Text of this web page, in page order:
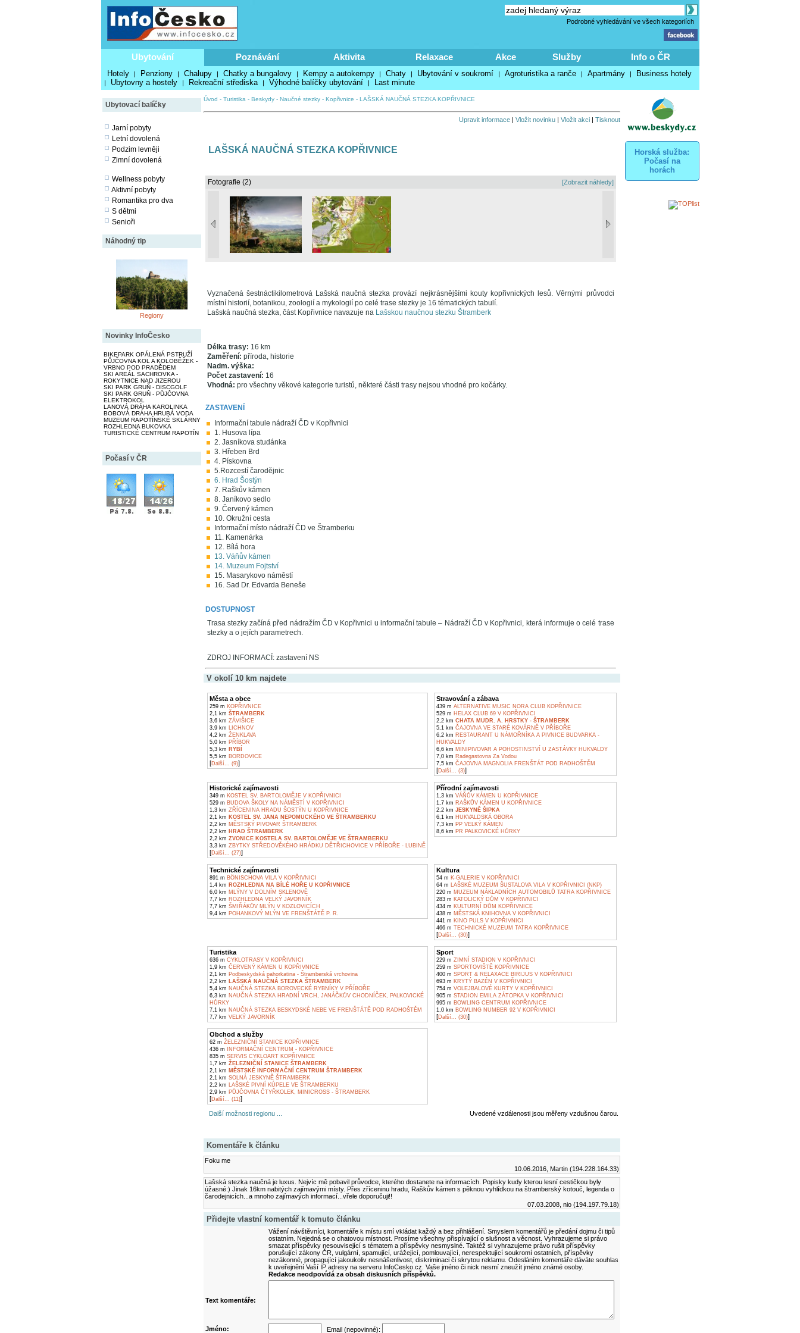
Podrobné vyhledávání ve všech kategoriích
Ubytování Poznávání Aktivita Relaxace Akce Služby Info o ČR
Hotely | Penziony | Chalupy | Chatky a bungalovy | Kempy a autokempy | Chaty | Ubytování v soukromí | Agroturistika a ranče | Apartmány | Business hotely
| Ubytovny a hostely | Rekreační střediska | Výhodné balíčky ubytování | Last minute
Ubytovací balíčky
Jarní pobyty
Letní dovolená
Podzim levněji
Zimní dovolená
Wellness pobyty
Aktivní pobyty
Romantika pro dva
S dětmi
Senioři
Náhodný tip
Regiony
Novinky InfoČesko
BIKEPARK OPÁLENÁ PSTRUŽÍ
PŮJČOVNA KOL A KOLOBĚŽEK -
VRBNO POD PRADĚDEM
SKI AREÁL SACHROVKA -
ROKYTNICE NAD JIZEROU
SKI PARK GRUŇ - DISCGOLF
SKI PARK GRUŇ - PŮJČOVNA
ELEKTROKOL
LANOVÁ DRÁHA KAROLINKA
BOBOVÁ DRÁHA HRUBÁ VODA
MUZEUM RAPOTÍNSKÉ SKLÁRNY
ROZHLEDNA BUKOVKA
TURISTICKÉ CENTRUM RAPOTÍN
Počasí v ČR
Úvod - Turistika - Beskydy- Naučné stezky- Kopřivnice - LAŠSKÁ NAUČNÁ STEZKA KOPŘIVNICE
Upravit informace| Vložit novinku| Vložit akci| Tisknout
LAŠSKÁ NAUČNÁ STEZKA KOPŘIVNICE
Fotografie (2) [Zobrazit náhledy]
Vyznačená šestnáctikilometrová Lašská naučná stezka provází nejkrásnějšími kouty kopřivnických lesů. Věrnými průvodci
místní historií, botanikou, zoologií a mykologií po celé trase stezky je 16 tématických tabulí.
Lašská naučná stezka, část Kopřivnice navazuje na Lašskou naučnou stezku Štramberk
Délka trasy: 16 km
Zaměření: příroda, historie
Nadm. výška:
Počet zastavení: 16
Vhodná: pro všechny věkové kategorie turistů, některé části trasy nejsou vhodné pro kočárky.
ZASTAVENÍ
Informační tabule nádraží ČD v Kopřivnici
1. Husova lípa
2. Jasníkova studánka
3. Hřeben Brd
4. Pískovna
5.Rozcestí čarodějnic
6. Hrad Šostýn
7. Raškův kámen
8. Janíkovo sedlo
9. Červený kámen
10. Okružní cesta
Informační místo nádraží ČD ve Štramberku
11. Kamenárka
12. Bílá hora
13. Váňův kámen
14. Muzeum Fojtství
15. Masarykovo náměstí
16. Sad Dr. Edvarda Beneše
DOSTUPNOST
Trasa stezky začíná před nádražím ČD v Kopřivnici u informační tabule – Nádraží ČD v Kopřivnici, která informuje o celé trase
stezky a o jejích parametrech.
ZDROJ INFORMACÍ: zastavení NS
V okolí 10 km najdete
Města a obce
259 m KOPŘIVNICE
2,1 km ŠTRAMBERK
3,6 km ZÁVIŠICE
3,9 km LICHNOV
4,2 km ŽENKLAVA
5,0 km PŘÍBOR
5,3 km RYBÍ
5,5 km BORDOVICE
[Další... (9)]
Stravování a zábava
439 m ALTERNATIVE MUSIC NORA CLUB KOPŘIVNICE
529 m HELAX CLUB 69 V KOPŘIVNICI
2,2 km CHATA MUDR. A. HRSTKY - ŠTRAMBERK
5,1 km ČAJOVNA VE STARÉ KOVÁRNĚ V PŘÍBOŘE
6,2 km RESTAURANT U NÁMOŘNÍKA A PIVNICE BUDVARKA -
HUKVALDY
6,6 km MINIPIVOVAR A POHOSTINSTVÍ U ZASTÁVKY HUKVALDY
7,0 km Radegastovna Za Vodou
7,5 km ČAJOVNA MAGNOLIA FRENŠTÁT POD RADHOŠTĚM
[Další... (3)]
Historické zajímavosti
349 m KOSTEL SV. BARTOLOMĚJE V KOPŘIVNICI
529 m BUDOVA ŠKOLY NA NÁMĚSTÍ V KOPŘIVNICI
1,3 km ZŘÍCENINA HRADU ŠOSTÝN U KOPŘIVNICE
2,1 km KOSTEL SV. JANA NEPOMUCKÉHO VE ŠTRAMBERKU
2,2 km MĚSTSKÝ PIVOVAR ŠTRAMBERK
2,2 km HRAD ŠTRAMBERK
2,2 km ZVONICE KOSTELA SV. BARTOLOMĚJE VE ŠTRAMBERKU
3,3 km ZBYTKY STŘEDOVĚKÉHO HRÁDKU DĚTŘICHOVICE V PŘÍBOŘE - LUBINĚ
[Další... (27)]
Přírodní zajímavosti
1,3 km VÁŇŮV KÁMEN U KOPŘIVNICE
1,7 km RAŠKŮV KÁMEN U KOPŘIVNICE
2,2 km JESKYNĚ ŠIPKA
6,1 km HUKVALDSKÁ OBORA
7,3 km PP VELKÝ KÁMEN
8,6 km PR PALKOVICKÉ HŮRKY
Technické zajímavosti
891 m BÖNISCHOVA VILA V KOPŘIVNICI
1,4 km ROZHLEDNA NA BÍLÉ HOŘE U KOPŘIVNICE
6,0 km MLÝNY V DOLNÍM SKLENOVĚ
7,7 km ROZHLEDNA VELKÝ JAVORNÍK
7,7 km ŠMIŘÁKŮV MLÝN V KOZLOVICÍCH
9,4 km POHANKOVÝ MLÝN VE FRENŠTÁTĚ P. R.
Kultura
54 m K-GALERIE V KOPŘIVNICI
64 m LAŠSKÉ MUZEUM ŠUSTALOVA VILA V KOPŘIVNICI (NKP)
220 m MUZEUM NÁKLADNÍCH AUTOMOBILŮ TATRA KOPŘIVNICE
283 m KATOLICKÝ DŮM V KOPŘIVNICI
434 m KULTURNÍ DŮM KOPŘIVNICE
438 m MĚSTSKÁ KNIHOVNA V KOPŘIVNICI
441 m KINO PULS V KOPŘIVNICI
466 m TECHNICKÉ MUZEUM TATRA KOPŘIVNICE
[Další... (30)]
Turistika
636 m CYKLOTRASY V KOPŘIVNICI
1,9 km ČERVENÝ KÁMEN U KOPŘIVNICE
2,1 km Podbeskydská pahorkatina - Štramberská vrchovina
2,2 km LAŠSKÁ NAUČNÁ STEZKA ŠTRAMBERK
5,4 km NAUČNÁ STEZKA BOROVECKÉ RYBNÍKY V PŘÍBOŘE
6,3 km NAUČNÁ STEZKA HRADNÍ VRCH, JANÁČKŮV CHODNÍČEK, PALKOVICKÉ
HŮRKY
7,1 km NAUČNÁ STEZKA BESKYDSKÉ NEBE VE FRENŠTÁTĚ POD RADHOŠTĚM
7,7 km VELKÝ JAVORNÍK
Sport
229 m ZIMNÍ STADION V KOPŘIVNICI
259 m SPORTOVIŠTĚ KOPŘIVNICE
400 m SPORT & RELAXACE BIRIJUS V KOPŘIVNICI
693 m KRYTÝ BAZÉN V KOPŘIVNICI
754 m VOLEJBALOVÉ KURTY V KOPŘIVNICI
905 m STADION EMILA ZÁTOPKA V KOPŘIVNICI
995 m BOWLING CENTRUM KOPŘIVNICE
1,0 km BOWLING NUMBER 92 V KOPŘIVNICI
[Další... (30)]
Obchod a služby
62 m ŽELEZNIČNÍ STANICE KOPŘIVNICE
436 m INFORMAČNÍ CENTRUM - KOPŘIVNICE
835 m SERVIS CYKLOART KOPŘIVNICE
1,7 km ŽELEZNIČNÍ STANICE ŠTRAMBERK
2,1 km MĚSTSKÉ INFORMAČNÍ CENTRUM ŠTRAMBERK
2,1 km SOLNÁ JESKYNĚ ŠTRAMBERK
2,2 km LAŠSKÉ PIVNÍ KÚPELE VE ŠTRAMBERKU
2,9 km PŮJČOVNA ČTYŘKOLEK, MINICROSS - ŠTRAMBERK
[Další... (11)]
Další možnosti regionu ... Uvedené vzdálenosti jsou měřeny vzdušnou čarou.
Komentáře k článku
Foku me
10.06.2016, Martin (194.228.164.33)
Lašská stezka naučná je luxus. Nejvíc mě pobavil průvodce, kterého dostanete na informacích. Popisky kudy kterou lesní cestičkou byly
úžasné:) Jinak 16km nabitých zajímavými místy. Přes zříceninu hradu, Raškův kámen s pěknou vyhlídkou na štramberský kotouč, legenda o
čarodejnicích...a mnoho zajímavých informací...vřele doporučuji!!
07.03.2008, nio (194.197.79.18)
Přidejte vlastní komentář k tomuto článku
Vážení návštěvníci, komentáře k místu smí vkládat každý a bez přihlášení. Smyslem komentářů je předání dojmu či tipů
ostatním. Nejedná se o chatovou místnost. Prosíme všechny přispívající o slušnost a věcnost. Vyhrazujeme si právo
smazat příspěvky nesouvisející s tématem a příspěvky nesmyslné. Taktéž si vyhrazujeme právo rušit příspěvky
porušující zákony ČR, vulgární, spamující, urážející, pomlouvající, nerespektující soukromí ostatních, příspěvky
nezákonné, propagující jakoukoliv nesnášenlivost, diskriminaci či skrytou reklamu. Odesláním komentáře dáváte souhlas
k uveřejnění Vaší IP adresy na serveru InfoCesko.cz. Vaše jméno či nick nesmí zneužít jméno známé osoby.
Redakce neodpovídá za obsah diskusních příspěvků.
Text komentáře:
Jméno: Email (nepovinné):
Horská služba:
Počasí na
horách